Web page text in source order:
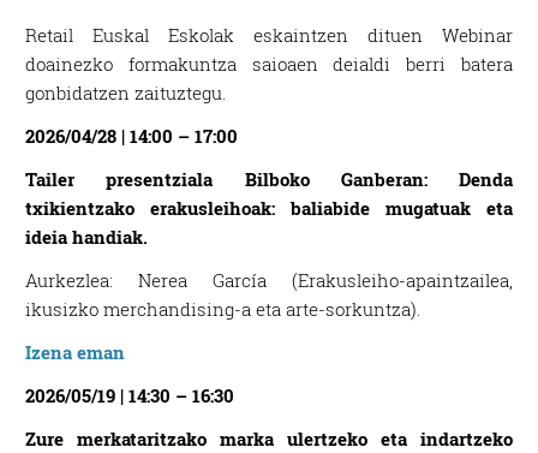
Retail Euskal Eskolak eskaintzen dituen Webinar
doainezko formakuntza saioaen deialdi berri batera
gonbidatzen zaituztegu.
2026/04/28 | 14:00 – 17:00
Tailer presentziala Bilboko Ganberan: Denda
txikientzako erakusleihoak: baliabide mugatuak eta
ideia handiak.
Aurkezlea: Nerea García (Erakusleiho-apaintzailea,
ikusizko merchandising-a eta arte-sorkuntza).
Izena eman
2026/05/19 | 14:30 – 16:30
Zure merkataritzako marka ulertzeko eta indartzeko